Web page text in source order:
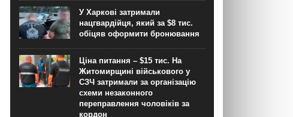
У Харкові затримали
нацгвардійця, який за $8 тис.
обіцяв оформити бронювання
Ціна питання – $15 тис. На
Житомирщині військового у
СЗЧ затримали за організацію
схеми незаконного
переправлення чоловіків за
кордон